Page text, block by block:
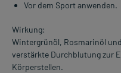
Vor dem Sport anwenden.
Wirkung:
Wintergrünöl, Rosmarinöl
verstärkte Durchblutung zur
Körperstellen.